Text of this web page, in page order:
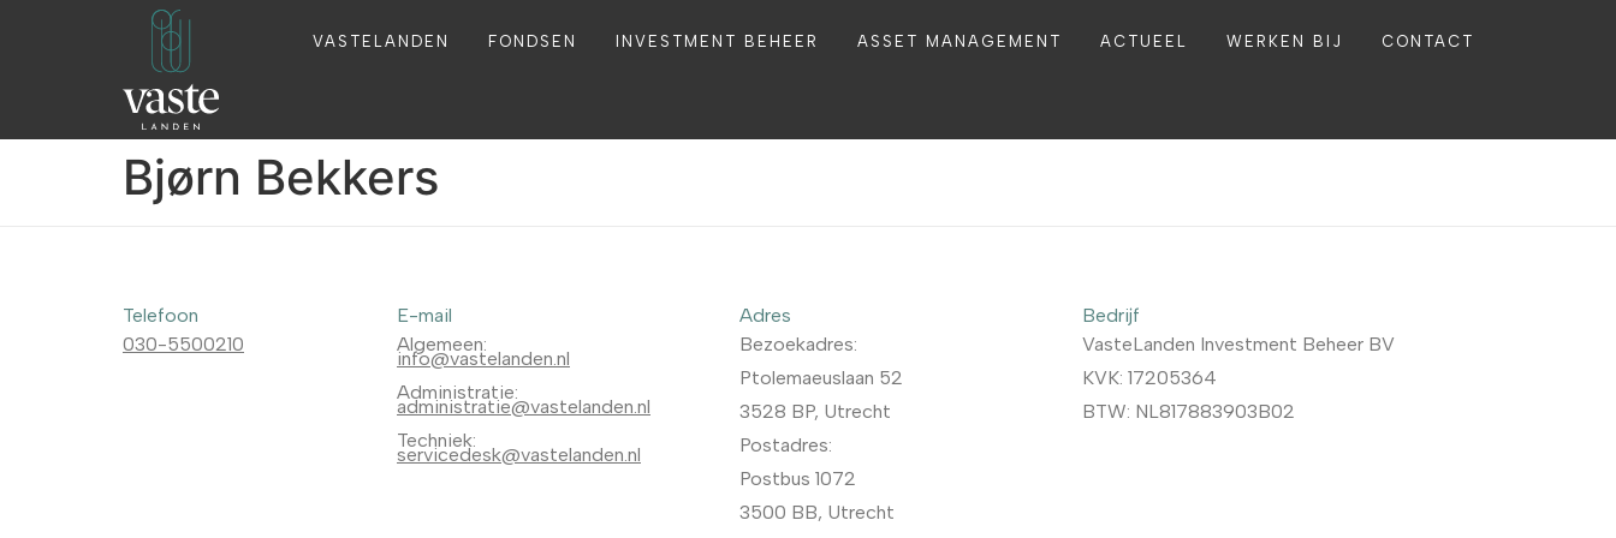
VASTELANDEN FONDSEN INVESTMENT BEHEER ASSET MANAGEMENT ACTUEEL WERKEN BIJ CONTACT
Bjørn Bekkers
Telefoon
030-5500210
E-mail
Algemeen:
info@vastelanden.nl
Administratie:
administratie@vastelanden.nl
Techniek:
servicedesk@vastelanden.nl
Adres
Bezoekadres:
Ptolemaeuslaan 52
3528 BP, Utrecht
Postadres:
Postbus 1072
3500 BB, Utrecht
Bedrijf
VasteLanden Investment Beheer BV
KVK: 17205364
BTW: NL817883903B02